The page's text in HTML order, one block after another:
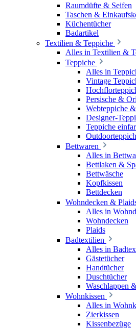
Raumdüfte & Seifen
Taschen &
Küchentücher
Badartikel
Textilien & Teppiche
Alles in Textilien &
Teppiche
Alles in
Vintage
Persische &
Webteppiche
Designer-
Teppiche
Bettwaren
Alles in
Bettlaken &
Bettwäsche
Kopfkissen
Bettdecken
Wohndecken &
Alles in
Wohndecken
Plaids
Badtextilien
Alles in
Gästetücher
Handtücher
Duschtücher
Waschlappen
Wohnkissen
Alles in
Zierkissen
Kissenbezüge